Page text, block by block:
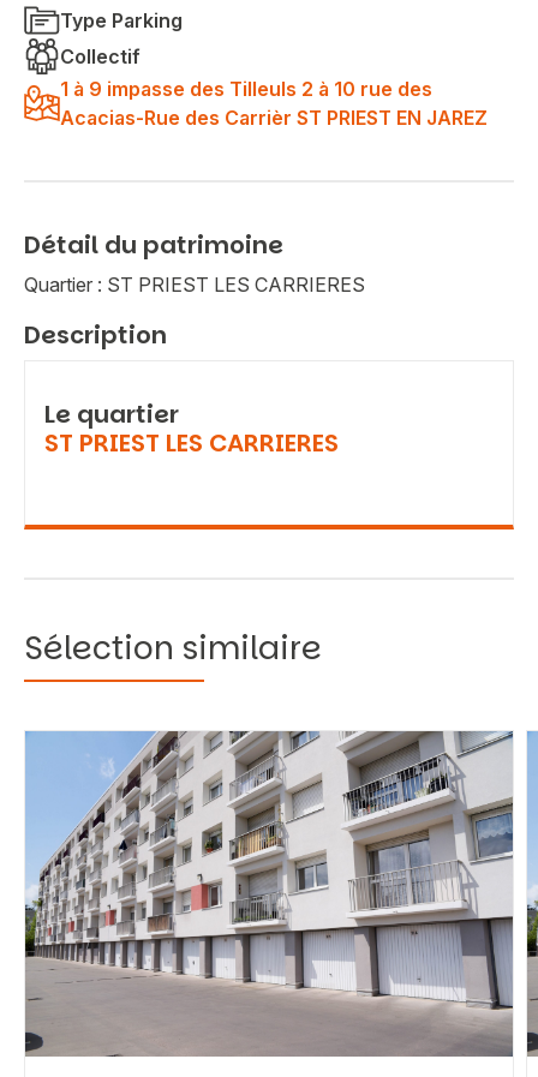
Type Parking
Collectif
1 à 9 impasse des Tilleuls 2 à 10 rue des
Acacias-Rue des Carrièr ST PRIEST EN JAREZ
Détail du patrimoine
Quartier : ST PRIEST LES CARRIERES
Description
Le quartier
ST PRIEST LES CARRIERES
Sélection similaire